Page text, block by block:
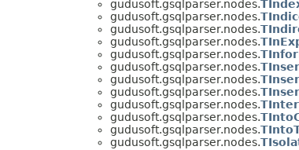
gudusoft.gsqlparser.nodes.
gudusoft.gsqlparser.nodes.
gudusoft.gsqlparser.nodes.
gudusoft.gsqlparser.nodes.
gudusoft.gsqlparser.nodes.
gudusoft.gsqlparser.nodes.
gudusoft.gsqlparser.nodes.
gudusoft.gsqlparser.nodes.
gudusoft.gsqlparser.nodes.
gudusoft.gsqlparser.nodes.
gudusoft.gsqlparser.nodes.
gudusoft.gsqlparser.nodes.